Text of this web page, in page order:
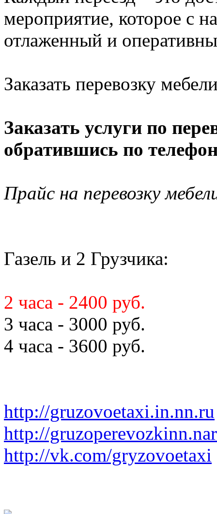
мероприятие, которое с
отлаженный и
Заказать перевозку
Заказать услуги по
обратившись по
Прайс на перевозку
Газель и 2 Грузчика:
2 часа - 2400 руб.
3 часа - 3000 руб.
4 часа - 3600 руб.
http://gruzovoetaxi.in.nn.ru
http://
http://vk.com/gryzovoetaxi